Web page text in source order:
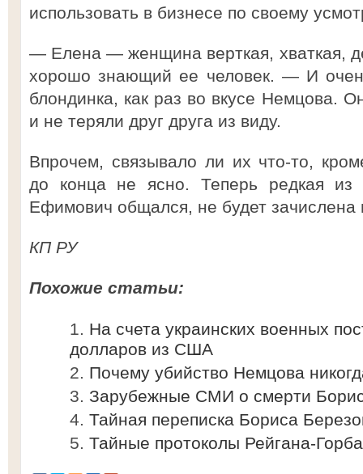
использовать в бизнесе по своему
— Елена — женщина верткая, хваткая,
хорошо знающий ее человек. — И
блондинка, как раз во вкусе Немцова.
и не теряли друг друга из виду.
Впрочем, связывало ли их что-то,
до конца не ясно. Теперь редкая
Ефимович общался, не будет
КП РУ
Похожие статьи:
На счета украинских военных
долларов из США
Почему убийство Немцова
Зарубежные СМИ о смерти
Тайная переписка Бориса
Тайные протоколы Рейгана-